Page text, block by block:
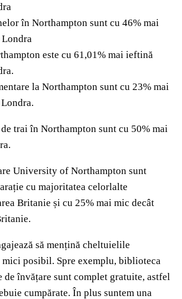
în Northampton sunt cu 46% mai
este cu 61,01% mai ieftină
la Northampton sunt cu 23% mai
trai în Northampton sunt cu 50% mai
University of Northampton sunt
cu majoritatea celorlalte
Britanie și cu 25% mai mic decât
să mențină cheltuielile
posibil. Spre exemplu, biblioteca
de învățare sunt complet gratuite, astfel
cumpărate. În plus suntem una